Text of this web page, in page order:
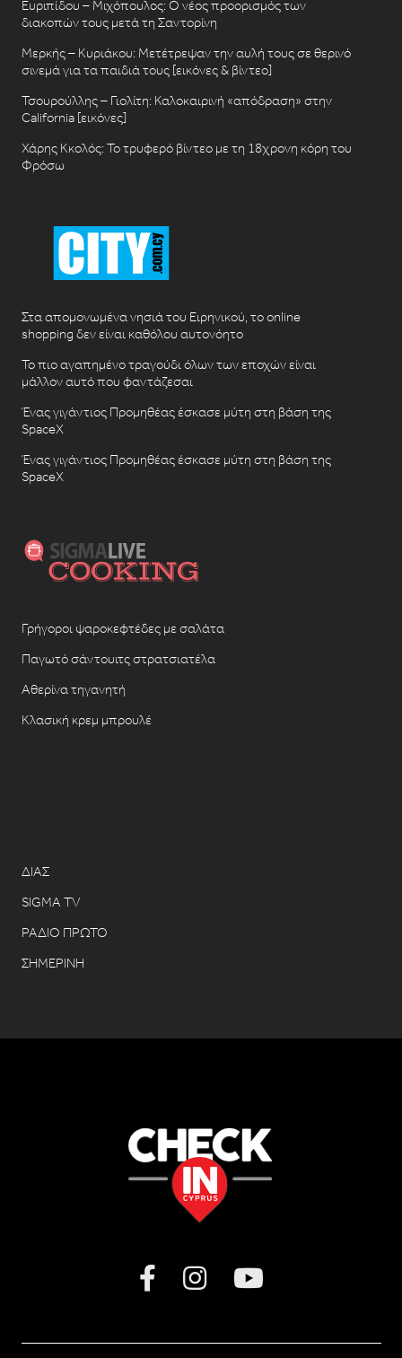
Ευριπίδου – Μιχόπουλος: Ο νέος προορισμός των
διακοπών τους μετά τη Σαντορίνη
Μερκής – Κυριάκου: Μετέτρεψαν την αυλή τους σε θερινό
σινεμά για τα παιδιά τους [εικόνες & βίντεο]
Τσουρούλλης – Γιολίτη: Καλοκαιρινή «απόδραση» στην
California [εικόνες]
Χάρης Κκολός: Το τρυφερό βίντεο με τη 18χρονη κόρη του
Φρόσω
Στα απομονωμένα νησιά του Ειρηνικού, το online
shopping δεν είναι καθόλου αυτονόητο
Το πιο αγαπημένο τραγούδι όλων των εποχών είναι
μάλλον αυτό που φαντάζεσαι
Ένας γιγάντιος Προμηθέας έσκασε μύτη στη βάση της
SpaceX
Ένας γιγάντιος Προμηθέας έσκασε μύτη στη βάση της
SpaceX
Γρήγοροι ψαροκεφτέδες με σαλάτα
Παγωτό σάντουιτς στρατσιατέλα
Αθερίνα τηγανητή
Κλασική κρεμ μπρουλέ
ΔΙΑΣ
SIGMA TV
ΡΑΔΙΟ ΠΡΩΤΟ
ΣΗΜΕΡΙΝΗ